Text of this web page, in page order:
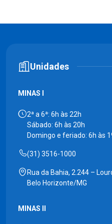
Unidades
MINAS I
2ª a 6ª: 6h às 22h
Sábado: 6h às 20h
Domingo e feriado: 6h às
(31) 3516-1000
Rua da Bahia, 2.244 –
Belo Horizonte/MG
MINAS II